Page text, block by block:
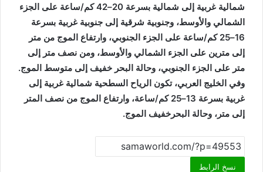
شمالية غربية إلى شمالية بسرعة 20–42 كم/ساعة على الجزء
الشمالي والأوسط، وجنوبية شرقية إلى جنوبية غربية بسرعة
16–25 كم/ساعة على الجزء الجنوبي، وارتفاع الموج من متر
إلى مترين على الجزء الشمالي والأوسط، ومن نصف متر إلى
متر على الجزء الجنوبي، وحالة البحر خفيف إلى متوسط الموج.
وفي الخليج العربي، تكون الرياح السطحية شمالية غربية إلى
غربية بسرعة 13–25 كم/ساعة، وارتفاع الموج من نصف المتر
إلى متر، وحالة البحرخفيف الموج.
نسخ الرابط